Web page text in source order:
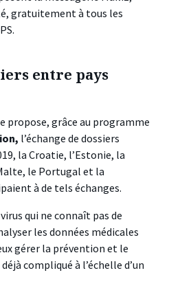
gratuitement à tous les
entre pays
propose, grâce au programme
l’échange de dossiers
la Croatie, l’Estonie, la
le Portugal et la
à de tels échanges.
qui ne connaît pas de
les données médicales
gérer la prévention et le
compliqué à l’échelle d’un